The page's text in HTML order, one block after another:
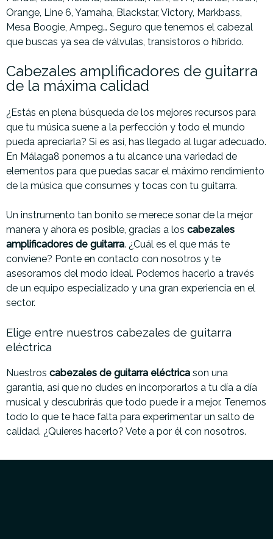
Orange, Line 6, Yamaha, Blackstar, Victory, Markbass,
Mesa Boogie, Ampeg… Seguro que tenemos el cabezal
que buscas ya sea de válvulas, transistoros o híbrido.
Cabezales amplificadores de guitarra
de la máxima calidad
¿Estás en plena búsqueda de los mejores recursos para
que tu música suene a la perfección y todo el mundo
pueda apreciarla? Si es así, has llegado al lugar adecuado.
En Málaga8 ponemos a tu alcance una variedad de
elementos para que puedas sacar el máximo rendimiento
de la música que consumes y tocas con tu guitarra.
Un instrumento tan bonito se merece sonar de la mejor
manera y ahora es posible, gracias a los cabezales
amplificadores de guitarra. ¿Cuál es el que más te
conviene? Ponte en contacto con nosotros y te
asesoramos del modo ideal. Podemos hacerlo a través
de un equipo especializado y una gran experiencia en el
sector.
Elige entre nuestros cabezales de guitarra
eléctrica
Nuestros cabezales de guitarra eléctrica son una
garantía, así que no dudes en incorporarlos a tu día a día
musical y descubrirás que todo puede ir a mejor. Tenemos
todo lo que te hace falta para experimentar un salto de
calidad. ¿Quieres hacerlo? Vete a por él con nosotros.